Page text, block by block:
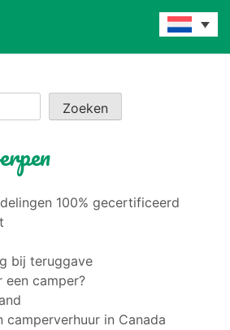
Zoeken
100% gecertificeerd
bij teruggave
camper?
camperverhuur in Canada